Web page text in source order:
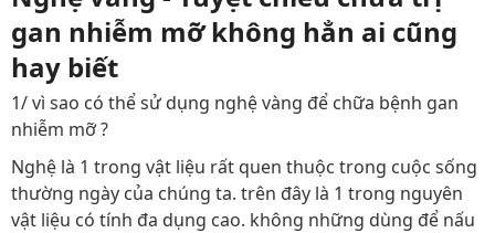
gan nhiễm mỡ không hẳn ai cũng
hay biết
1/ vì sao có thể sử dụng nghệ vàng để chữa bệnh gan
nhiễm mỡ ?
Nghệ là 1 trong vật liệu rất quen thuộc trong cuộc sống
thường ngày của chúng ta. trên đây là 1 trong nguyên
vật liệu có tính đa dụng cao. không những dùng để nấu